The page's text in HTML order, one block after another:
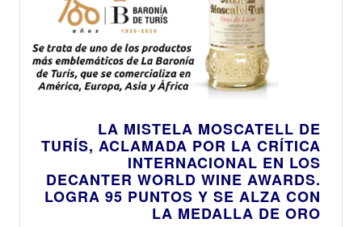
LA MISTELA MOSCATELL DE
TURÍS, ACLAMADA POR LA CRÍTICA
INTERNACIONAL EN LOS
DECANTER WORLD WINE AWARDS.
LOGRA 95 PUNTOS Y SE ALZA CON
LA MEDALLA DE ORO